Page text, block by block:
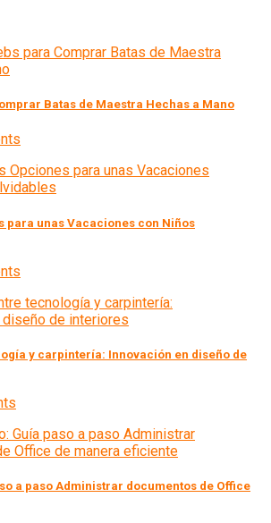
Batas de Maestra Hechas a Mano
para unas Vacaciones con Niños
y carpintería: Innovación en diseño de
a paso Administrar documentos de Office